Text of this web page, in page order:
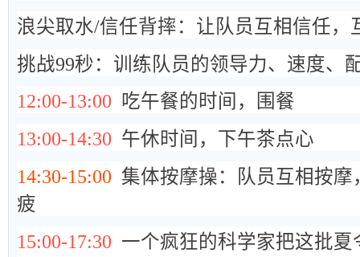
浪尖取水/信任背摔：让队员互相信任，
挑战99秒：训练队员的领导力、速度、
12:00-13:00 吃午餐的时间，围餐
13:00-14:30 午休时间，
下午茶点心
14:30-15:00 集体按摩操：队员互相按
疲
15:00-17:30 一个疯狂的科学家把这批